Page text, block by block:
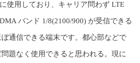
使用しており、キャリア問わず LTE
バンド 1/8(2100/900) が受信できる
通信できる端末です。都心部などで
題なく使用できると思われる。現に